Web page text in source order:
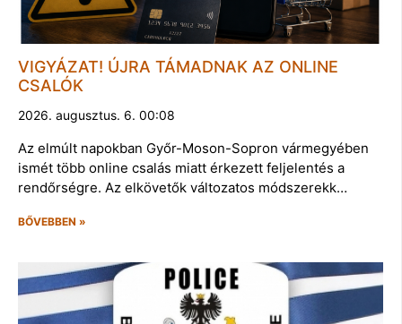
VIGYÁZAT! ÚJRA TÁMADNAK AZ ONLINE
CSALÓK
2026. augusztus. 6. 00:08
Az elmúlt napokban Győr-Moson-Sopron vármegyében
ismét több online csalás miatt érkezett feljelentés a
rendőrségre. Az elkövetők változatos módszerekk…
BŐVEBBEN »